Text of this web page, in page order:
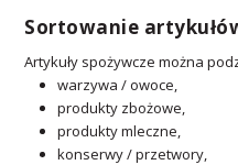
Sortowanie
Artykuły spożywcze można
warzywa / owoce,
produkty zbożowe,
produkty mleczne,
konserwy / przetwory,